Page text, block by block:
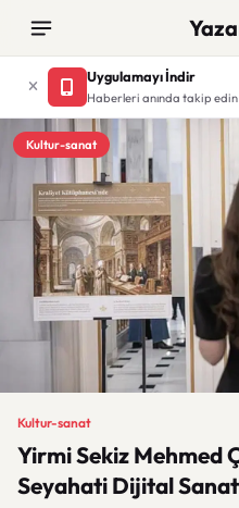
Uygulamayı İndir
Haberleri anında takip edin
Kultur-sanat
Kultur-sanat
Yirmi Sekiz Mehmed
Seyahati Dijital